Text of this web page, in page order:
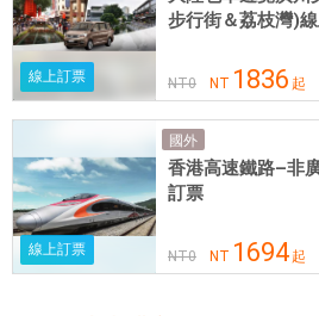
線上訂票
步行街＆荔枝灣)
NT0 NT 1836 起
線上訂票
國外
香港高速鐵路–非
訂票
NT0 NT 1694 起